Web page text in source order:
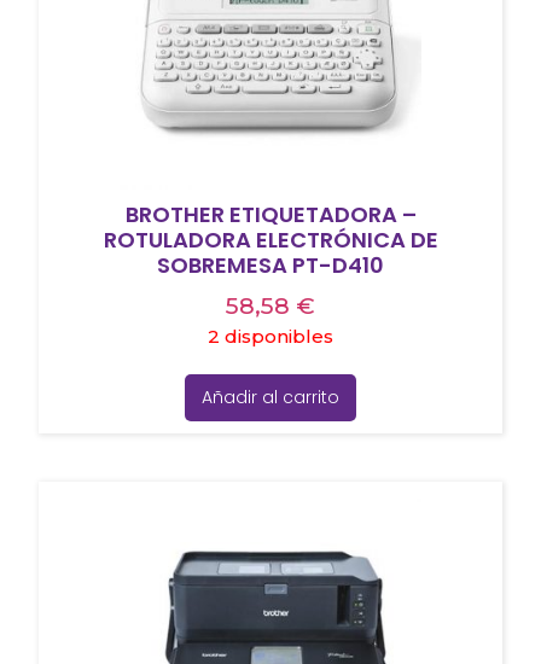
BROTHER ETIQUETADORA –
ROTULADORA ELECTRÓNICA DE
SOBREMESA PT-D410
58,58 €
2 disponibles
Añadir al carrito